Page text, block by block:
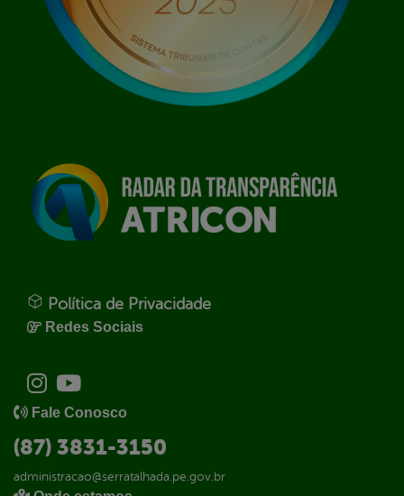
Política de Privacidade
Redes Sociais
Fale Conosco
(87) 3831-3150
administracao@serratalhada.pe.gov.br